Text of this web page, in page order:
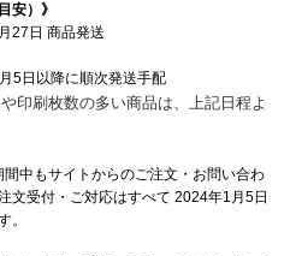
安）》
27日 商品発送
降に順次発送手配
印刷枚数の多い商品は、上記日程よ
中もサイトからのご注文・お問い合わ
文受付・ご対応はすべて 2024年1月5日
。